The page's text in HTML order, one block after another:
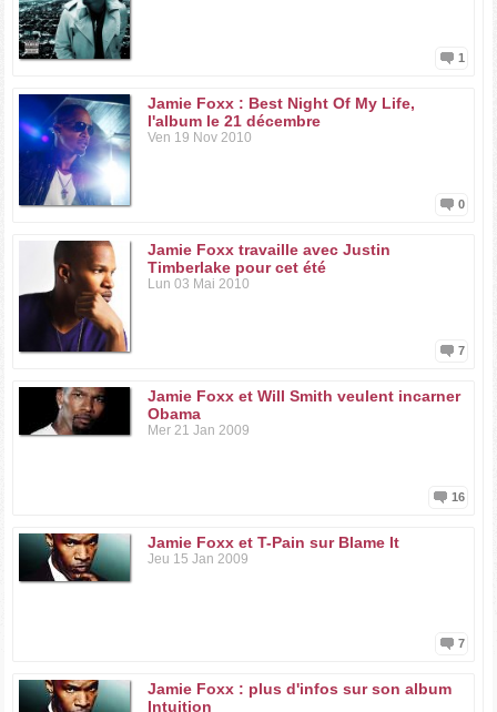
1
Jamie Foxx : Best Night Of My Life,
l'album le 21 décembre
Ven 19 Nov 2010
0
Jamie Foxx travaille avec Justin
Timberlake pour cet été
Lun 03 Mai 2010
7
Jamie Foxx et Will Smith veulent incarner
Obama
Mer 21 Jan 2009
16
Jamie Foxx et T-Pain sur Blame It
Jeu 15 Jan 2009
7
Jamie Foxx : plus d'infos sur son album
Intuition